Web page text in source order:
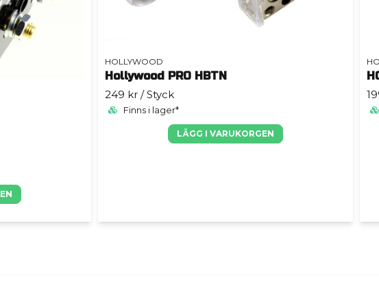
HOLLYWOOD
Hollywood PRO HBTN
249 kr / Styck
Finns i lager*
LÄGG I VARUKORGEN